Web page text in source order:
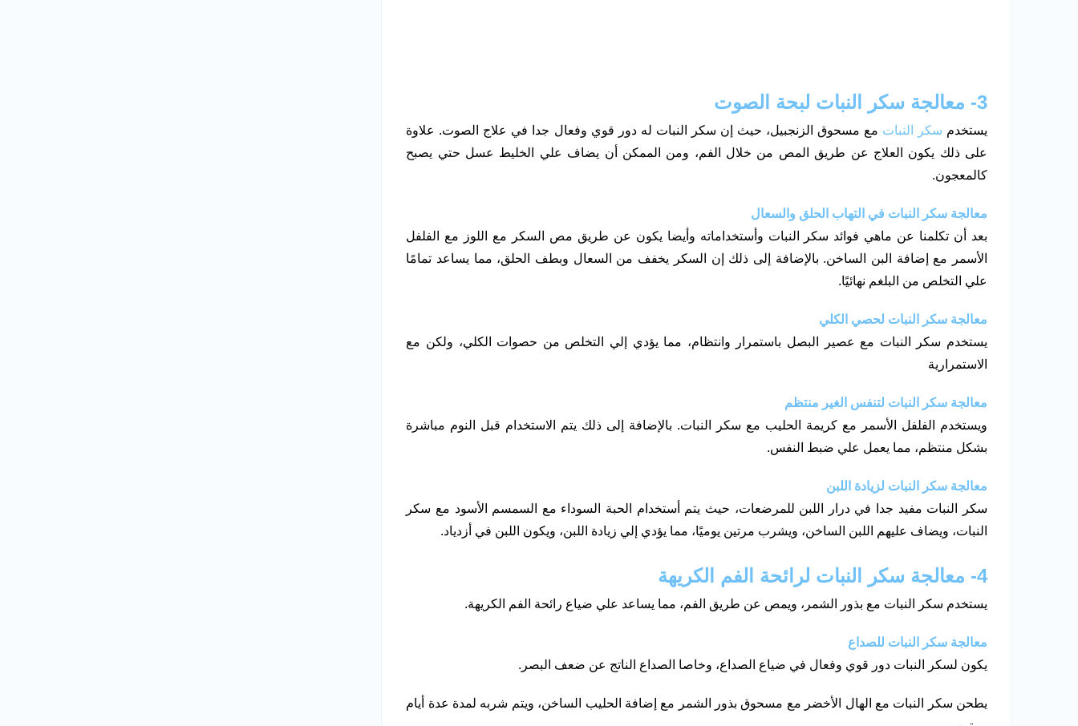
3- معالجة سكر النبات لبحة الصوت
يستخدم سكر النبات مع مسحوق الزنجبيل، حيث إن سكر النبات له دور قوي وفعال جدا في علاج الصوت. علاوة
على ذلك يكون العلاج عن طريق المص من خلال الفم، ومن الممكن أن يضاف علي الخليط عسل حتي يصبح
كالمعجون.
معالجة سكر النبات في التهاب الحلق والسعال
بعد أن تكلمنا عن ماهي فوائد سكر النبات وأستخداماته وأيضا يكون عن طريق مص السكر مع اللوز مع الفلفل
الأسمر مع إضافة البن الساخن. بالإضافة إلى ذلك إن السكر يخفف من السعال وبطف الحلق، مما يساعد تمامًا
علي التخلص من البلغم نهائيًا.
معالجة سكر النبات لحصي الكلي
يستخدم سكر النبات مع عصير البصل باستمرار وانتظام، مما يؤدي إلي التخلص من حصوات الكلي، ولكن مع
الاستمرارية
معالجة سكر النبات لتنفس الغير منتظم
ويستخدم الفلفل الأسمر مع كريمة الحليب مع سكر النبات. بالإضافة إلى ذلك يتم الاستخدام قبل النوم مباشرة
بشكل منتظم، مما يعمل علي ضبط النفس.
معالجة سكر النبات لزيادة اللبن
سكر النبات مفيد جدا في درار اللبن للمرضعات، حيث يتم أستخدام الحبة السوداء مع السمسم الأسود مع سكر
النبات، ويضاف عليهم اللبن الساخن، ويشرب مرتين يوميًا، مما يؤدي إلي زيادة اللبن، ويكون اللبن في أزدياد.
4- معالجة سكر النبات لرائحة الفم الكريهة
يستخدم سكر النبات مع بذور الشمر، ويمص عن طريق الفم، مما يساعد علي ضياع رائحة الفم الكريهة.
معالجة سكر النبات للصداع
يكون لسكر النبات دور قوي وفعال في ضياع الصداع، وخاصا الصداع الناتج عن ضعف البصر.
يطحن سكر النبات مع الهال الأخضر مع مسحوق بذور الشمر مع إضافة الحليب الساخن، ويتم شربه لمدة عدة أيام